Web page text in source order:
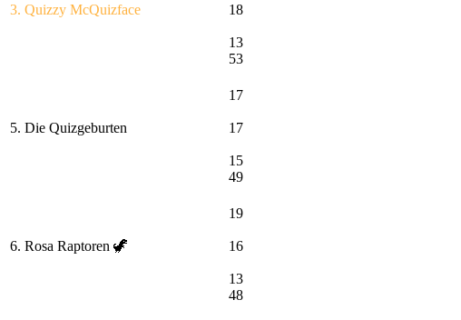
3. Quizzy McQuizface 18
13
53
5. Die Quizgeburten
17
17
15
49
6. Rosa Raptoren 🦖
19
16
13
48